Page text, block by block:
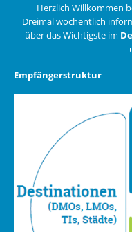
Herzlich Willkommen
Dreimal wöchentlich
über das Wichtigste im
Empfängerstruktur